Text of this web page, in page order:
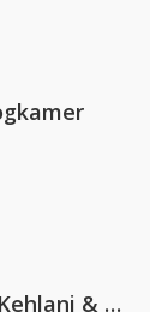
Hugel, David Guetta, Kehlani & Daecolm